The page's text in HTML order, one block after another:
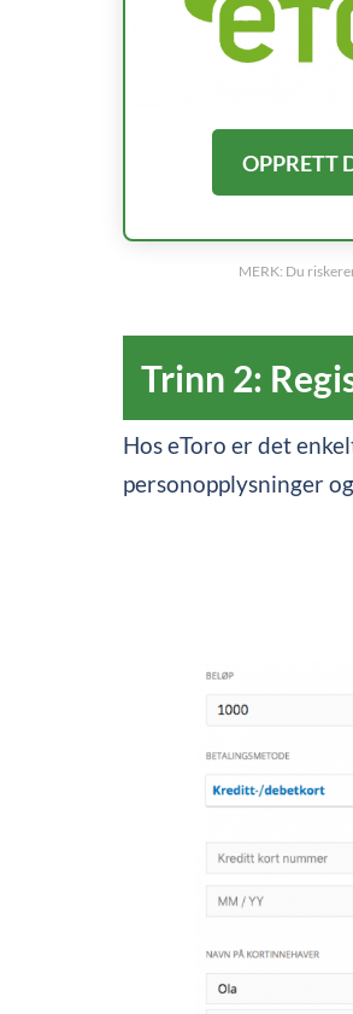
OPPRETT
MERK: Du
Trinn 2:
Hos eToro er det
personopplysninger